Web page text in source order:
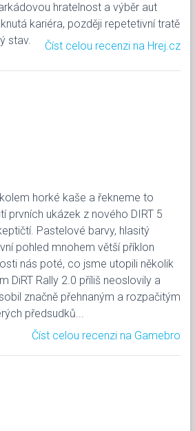
hratelnost a výběr aut
kariéra, později repetetivní tratě
stav.
Číst celou recenzi na Hrej.cz
horké kaše a řekneme to
prvních ukázek z nového DIRT 5
Pastelové barvy, hlasitý
pohled mnohem větší příklon
nás poté, co jsme utopili několik
DiRT Rally 2.0 příliš neoslovily a
značně přehnaným a rozpačitým
předsudků...
Číst celou recenzi na Gamebro